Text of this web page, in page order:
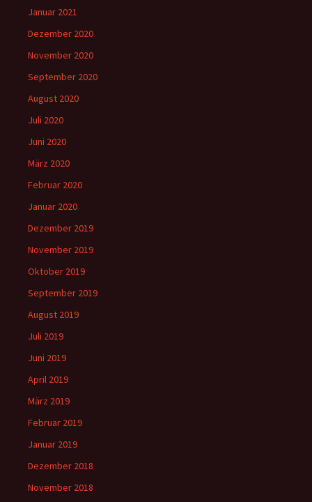
Januar 2021
Dezember 2020
November 2020
September 2020
August 2020
Juli 2020
Juni 2020
März 2020
Februar 2020
Januar 2020
Dezember 2019
November 2019
Oktober 2019
September 2019
August 2019
Juli 2019
Juni 2019
April 2019
März 2019
Februar 2019
Januar 2019
Dezember 2018
November 2018